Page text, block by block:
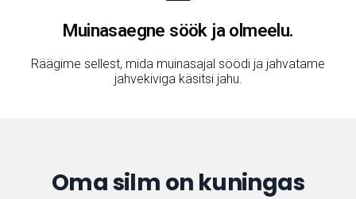
Muinasaegne söök ja olmeelu.
Räägime sellest, mida muinasajal söödi ja jahvatame
jahvekiviga käsitsi jahu.
Oma silm on kuningas